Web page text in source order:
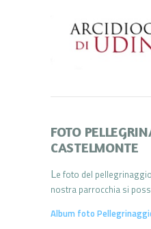
FOTO
CASTELMONTE
Le foto del
nostra parrocchia si
Album foto